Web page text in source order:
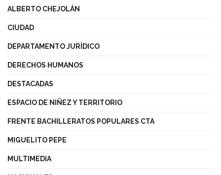
ALBERTO CHEJOLÁN
CIUDAD
DEPARTAMENTO JURÍDICO
DERECHOS HUMANOS
DESTACADAS
ESPACIO DE NIÑEZ Y TERRITORIO
FRENTE BACHILLERATOS POPULARES CTA
MIGUELITO PEPE
MULTIMEDIA